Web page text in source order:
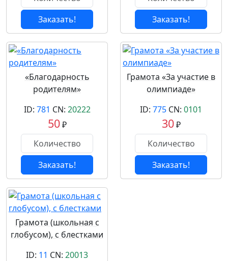
Заказать! Заказать!
«Благодарность
родителям»
ID: 781 CN: 20222
50₽
Заказать!
Грамота «За участие в
олимпиаде»
ID: 775 CN: 0101
30₽
Заказать!
Грамота (школьная с
глобусом), с блестками
ID: 11 CN: 20013